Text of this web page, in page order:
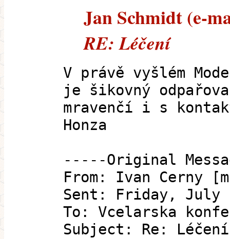
Jan Schmidt (e-
RE: Léčení
V právě vyšlém
je šikovný
mravenčí i s
Honza
-----Original
From: Ivan Cerny
Sent: Friday, July
To: Vcelarska
Subject: Re: Léčení